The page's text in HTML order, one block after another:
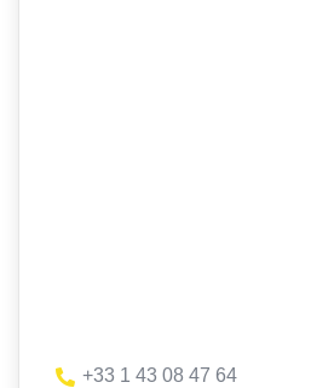
+33 1 43 08 47 64